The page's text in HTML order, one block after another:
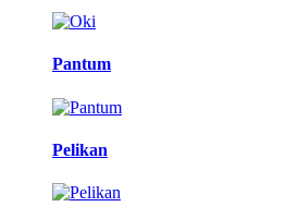
Pantum
Pelikan